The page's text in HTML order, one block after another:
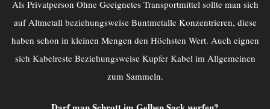
Als Privatperson Ohne Geeignetes Transportmittel sollte man sich
auf Altmetall beziehungsweise Buntmetalle Konzentrieren, diese
haben schon in kleinen Mengen den Höchsten Wert. Auch eignen
sich Kabelreste Beziehungsweise Kupfer Kabel im Allgemeinen
zum Sammeln.